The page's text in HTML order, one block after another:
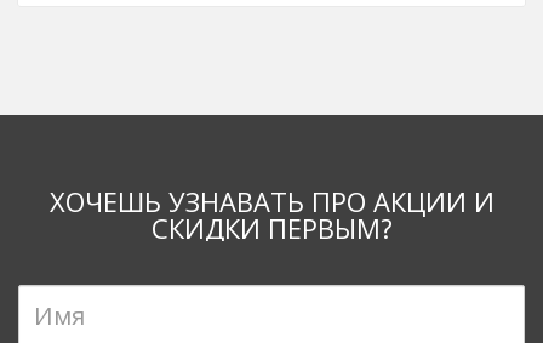
ХОЧЕШЬ УЗНАВАТЬ ПРО АКЦИИ И
СКИДКИ ПЕРВЫМ?